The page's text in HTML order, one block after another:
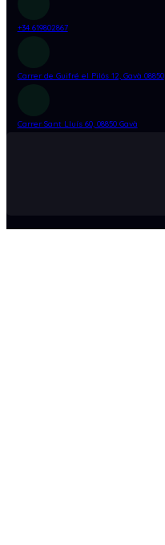
+34 619802867
Carrer de Guifré el Pilós 12, Gavà 08850
Carrer Sant Lluís 60, 08850 Gavà